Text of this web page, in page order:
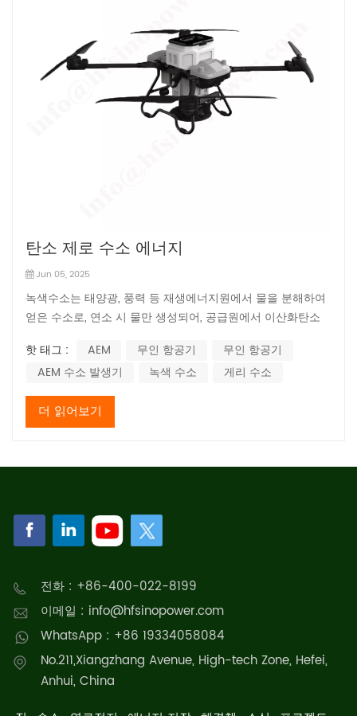
탄소 제로 수소 에너지
Jun 05, 2025
녹색수소는 태양광, 풍력 등 재생에너지원에서 물을 분해하여
얻은 수소로, 연소 시 물만 생성되어, 공급원에서 이산화탄소
니다.수소 에너지는 에너지를 방출하는 과정에서 이산화탄소
를 배출하지 않는 깨끗하고 지속 가능한 신에너지원이지만, 현
재의 수소 에...
핫 태그 : AEM 무인 항공기
무인 항공기
AEM 수소 발생기
녹색 수소 게리 수소
더 읽어보기
전화 : +86-400-022-8199
이메일 : info@hfsinopower.com
WhatsApp : +86 19334058084
No.211,Xiangzhang Avenue, High-tech Zone, Hefei,
Anhui, China